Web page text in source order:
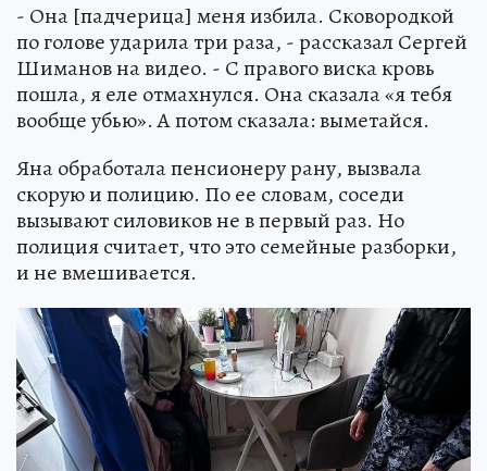
- Она [падчерица] меня избила. Сковородкой
по голове ударила три раза, - рассказал Сергей
Шиманов на видео. - С правого виска кровь
пошла, я еле отмахнулся. Она сказала «я тебя
вообще убью». А потом сказала: выметайся.
Яна обработала пенсионеру рану, вызвала
скорую и полицию. По ее словам, соседи
вызывают силовиков не в первый раз. Но
полиция считает, что это семейные разборки,
и не вмешивается.